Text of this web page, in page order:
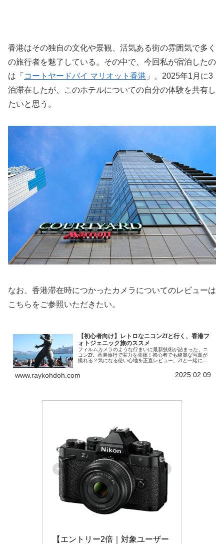
香港はその独自の文化や景観、活気ある街の雰囲気で多く
の旅行者を魅了している。その中で、今回私が宿泊したの
は「 コートヤードバイ マリオット香港 」。2025年1月に3
泊滞在したが、このホテルについての自分の体験を共有し
たいと思う。
なお、香港滞在時につかったカメラについてのレビューは
こちらをご参照いただきたい。
【初心者向け】レトロなニコンZfと行く、香港フ
ォトジェニック旅のススメ
フィルムカメラのような佇まいに最新技術が詰まった、ニ
コンZf。香港旅行で実力を発揮！初心者でも綺麗な写真が
撮れる？気になる使い心地を正直レビュー。Zfと一緒に、
www.raykohdoh.com 2025.02.09
【エントリー2倍｜対象ユーザー